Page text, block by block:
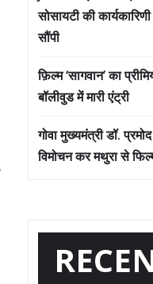
सोसायटी की
सौंपी
फ़िल्म ‘सागवान’ का
बॉलीवुड में मारी एंट्री
गोवा मुख्यमंत्री डॉ.
विमोचन कर मथुरा से